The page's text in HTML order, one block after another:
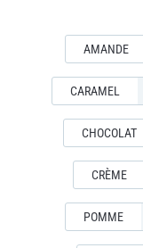
AMANDE
CARAMEL
CHOCOLAT
CRÈME
POMME